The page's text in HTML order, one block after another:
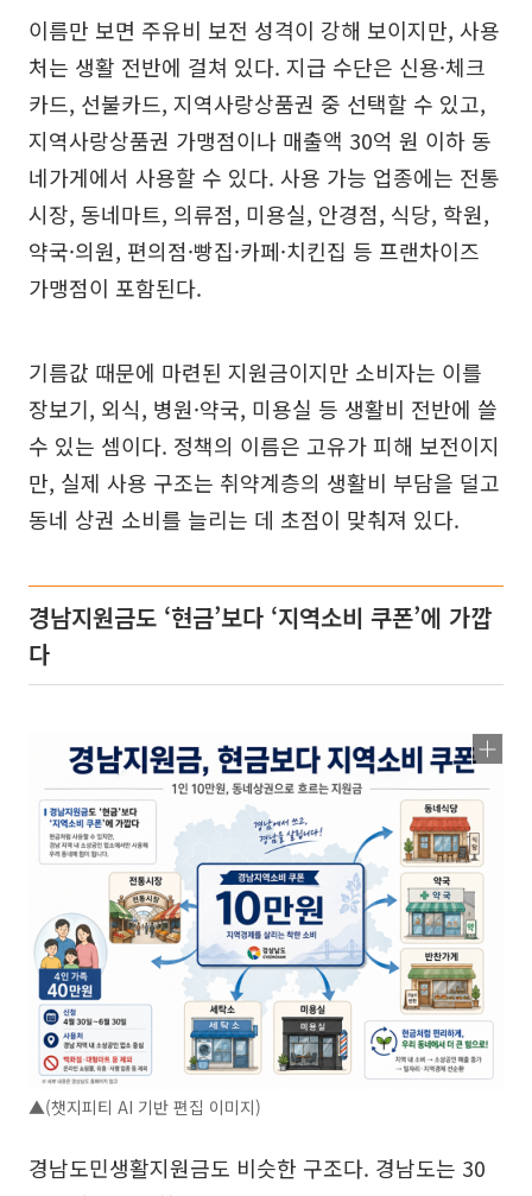
이름만 보면 주유비 보전 성격이 강해 보이지만, 사용
처는 생활 전반에 걸쳐 있다. 지급 수단은 신용·체크
카드, 선불카드, 지역사랑상품권 중 선택할 수 있고,
지역사랑상품권 가맹점이나 매출액 30억 원 이하 동
네가게에서 사용할 수 있다. 사용 가능 업종에는 전통
시장, 동네마트, 의류점, 미용실, 안경점, 식당, 학원,
약국·의원, 편의점·빵집·카페·치킨집 등 프랜차이즈
가맹점이 포함된다.
기름값 때문에 마련된 지원금이지만 소비자는 이를
장보기, 외식, 병원·약국, 미용실 등 생활비 전반에 쓸
수 있는 셈이다. 정책의 이름은 고유가 피해 보전이지
만, 실제 사용 구조는 취약계층의 생활비 부담을 덜고
동네 상권 소비를 늘리는 데 초점이 맞춰져 있다.
경남지원금도 ‘현금’보다 ‘지역소비 쿠폰’에 가깝
다
▲(챗지피티 AI 기반 편집 이미지)
경남도민생활지원금도 비슷한 구조다. 경남도는 30